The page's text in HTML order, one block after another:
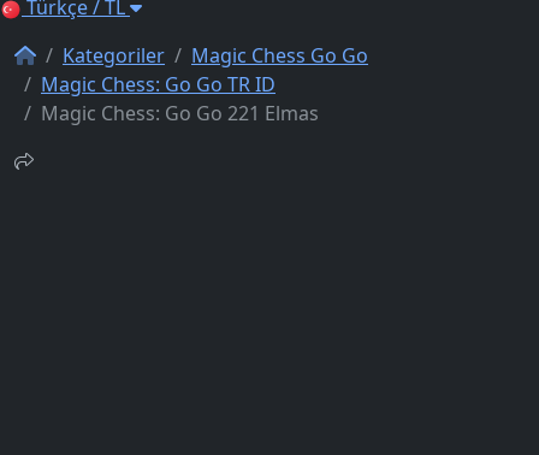
Türkçe / TL
Kategoriler
Magic Chess Go Go
Magic Chess: Go Go TR ID
Magic Chess: Go Go 221 Elmas